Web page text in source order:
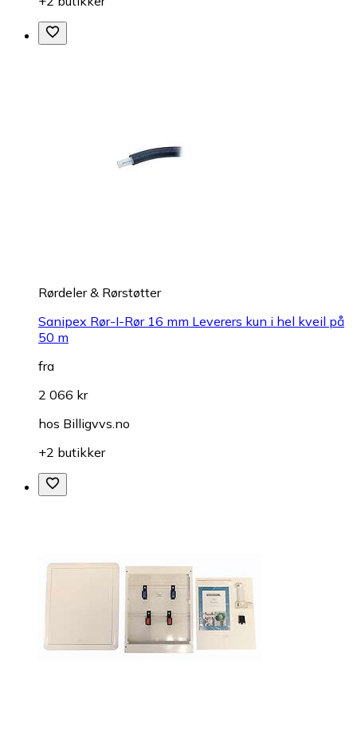
Rørdeler & Rørstøtter
Sanipex Rør-I-Rør 16 mm Leverers kun i hel kveil på
50 m
fra
2 066 kr
hos Billigvvs.no
+2 butikker